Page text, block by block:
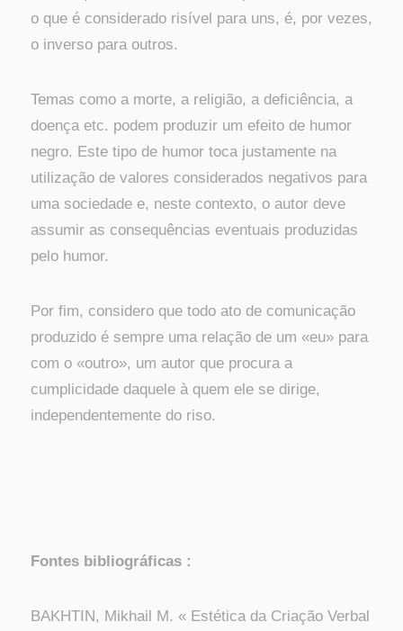
o que é considerado risível para uns, é, por vezes,
o inverso para outros.
Temas como a morte, a religião, a deficiência, a
doença etc. podem produzir um efeito de humor
negro. Este tipo de humor toca justamente na
utilização de valores considerados negativos para
uma sociedade e, neste contexto, o autor deve
assumir as consequências eventuais produzidas
pelo humor.
Por fim, considero que todo ato de comunicação
produzido é sempre uma relação de um «eu» para
com o «outro», um autor que procura a
cumplicidade daquele à quem ele se dirige,
independentemente do riso.
Fontes bibliográficas :
BAKHTIN, Mikhail M. « Estética da Criação Verbal